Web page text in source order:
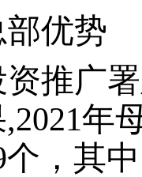
部优势
推广
年
，其